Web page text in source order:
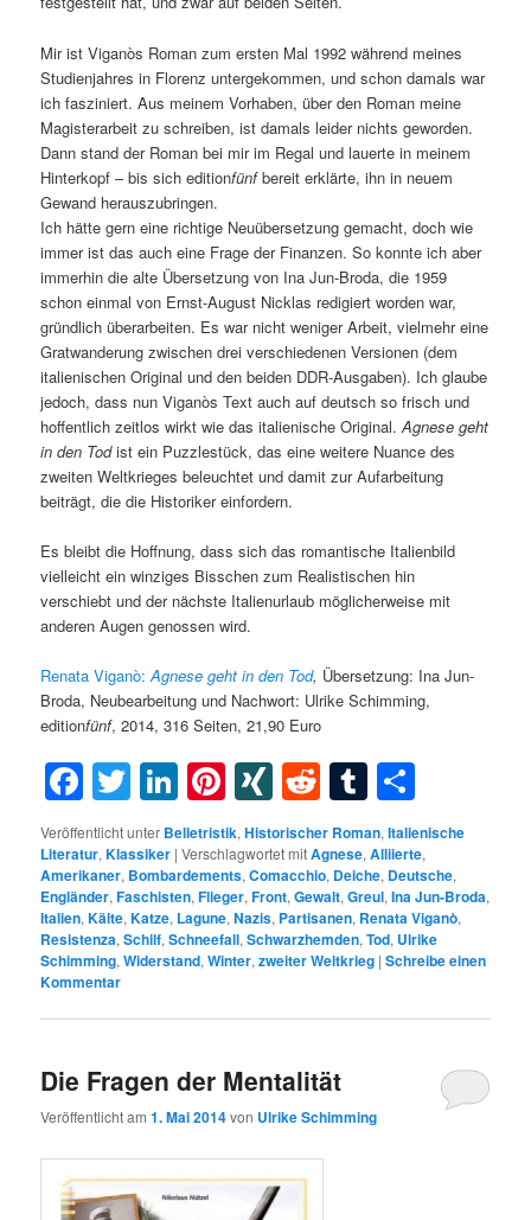
Mir ist Viganòs Roman zum ersten Mal 1992 während meines
Studienjahres in Florenz untergekommen, und schon damals war
ich fasziniert. Aus meinem Vorhaben, über den Roman meine
Magisterarbeit zu schreiben, ist damals leider nichts geworden.
Dann stand der Roman bei mir im Regal und lauerte in meinem
Hinterkopf – bis sich editionfünfbereit erklärte, ihn in neuem
Gewand herauszubringen.
Ich hätte gern eine richtige Neuübersetzung gemacht, doch wie
immer ist das auch eine Frage der Finanzen. So konnte ich aber
immerhin die alte Übersetzung von Ina Jun-Broda, die 1959
schon einmal von Ernst-August Nicklas redigiert worden war,
gründlich überarbeiten. Es war nicht weniger Arbeit, vielmehr eine
Gratwanderung zwischen drei verschiedenen Versionen (dem
italienischen Original und den beiden DDR-Ausgaben). Ich glaube
jedoch, dass nun Viganòs Text auch auf deutsch so frisch und
hoffentlich zeitlos wirkt wie das italienische Original.Agnese geht
in den Todist ein Puzzlestück, das eine weitere Nuance des
zweiten Weltkrieges beleuchtet und damit zur Aufarbeitung
beiträgt, die die Historiker einfordern.
Es bleibt die Hoffnung, dass sich das romantische Italienbild
vielleicht ein winziges Bisschen zum Realistischen hin
verschiebt und der nächste Italienurlaub möglicherweise mit
anderen Augen genossen wird.
RenataViganò:Agnese geht in den Tod, Übersetzung: Ina Jun-
Broda, Neubearbeitung und Nachwort: Ulrike Schimming,
editionfünf, 2014, 316 Seiten, 21,90 Euro
Facebook
Twitter
LinkedIn
Pinterest
XINGRedditTumblr
Veröffentlicht unter Belletristik,Historischer Roman,Italienische
Literatur,Klassiker |Verschlagwortet mitAgnese,Alliierte,
Amerikaner, Bombardements,Comacchio, Deiche, Deutsche,
Engländer,Faschisten,Flieger,Front,Gewalt,Greul,Ina Jun-Broda,
Italien,Kälte,Katze, Lagune,Nazis, Partisanen, Renata Viganò,
Resistenza,Schilf,Schneefall,Schwarzhemden,Tod, Ulrike
Schimming,Widerstand,Winter,zweiter Weltkrieg |Schreibe einen
Kommentar
Die Fragen der Mentalität
Veröffentlicht am1. Mai 2014von Ulrike Schimming